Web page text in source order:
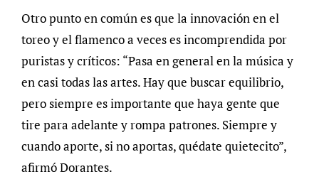
Otro punto en común es que la innovación en el
toreo y el flamenco a veces es incomprendida por
puristas y críticos: “Pasa en general en la música y
en casi todas las artes. Hay que buscar equilibrio,
pero siempre es importante que haya gente que
tire para adelante y rompa patrones. Siempre y
cuando aporte, si no aportas, quédate quietecito”,
afirmó Dorantes.